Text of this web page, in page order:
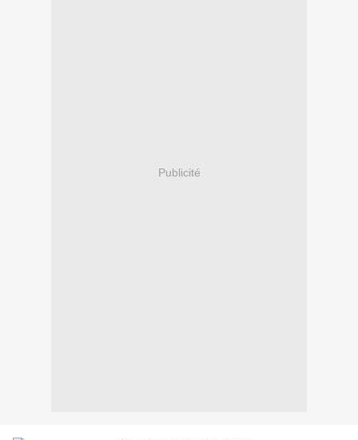
Publicité